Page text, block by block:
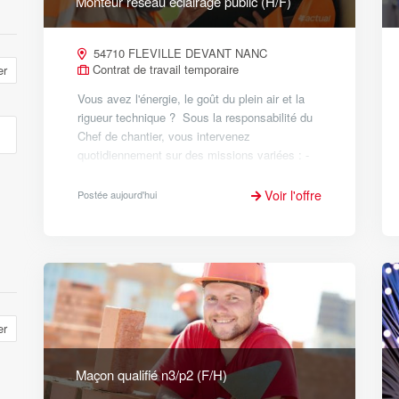
54710 FLEVILLE DEVANT NANC
Contrat de travail temporaire
Vous avez l'énergie, le goût du plein air et la
rigueur technique ? Sous la responsabilité du
Chef de chantier, vous intervenez
quotidiennement sur des missions variées : -
lignes électriques (aériennes ou...
Postée aujourd'hui Voir l'offre
Maçon qualifié n3/p2 (F/H)